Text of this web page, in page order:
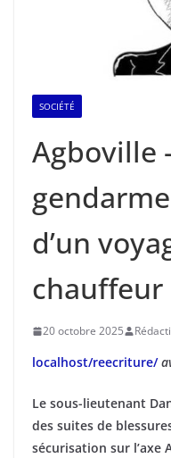
SOCIÉTÉ
Agboville
d’un
chauffeur
20 octobre 2025
localhost/reecriture/
Le sous-lieutenant
des suites de
sécurisation sur l’axe